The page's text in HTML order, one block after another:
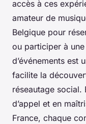
accès à ces
amateur de
Belgique pour
ou participer à
d’événements est
facilite la
réseautage social.
d’appel et en
France, chaque